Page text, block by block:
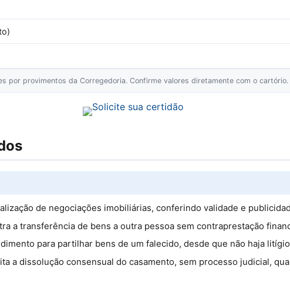
por provimentos da Corregedoria. Confirme valores diretamente com o cartório.
de negociações imobiliárias, conferindo validade e
a transferência de bens a outra pessoa sem contraprestação
para partilhar bens de um falecido, desde que não haja
a dissolução consensual do casamento, sem processo judicial,